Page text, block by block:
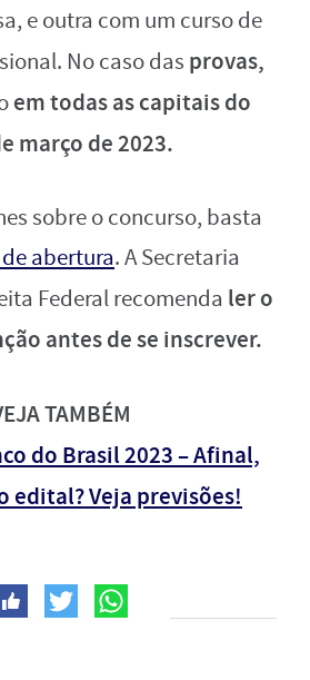
e outra com um curso de
No caso das provas,
em todas as capitais do
março de 2023.
sobre o concurso, basta
abertura. A Secretaria
Federal recomenda ler o
antes de se inscrever.
TAMBÉM
do Brasil 2023 – Afinal,
edital? Veja previsões!